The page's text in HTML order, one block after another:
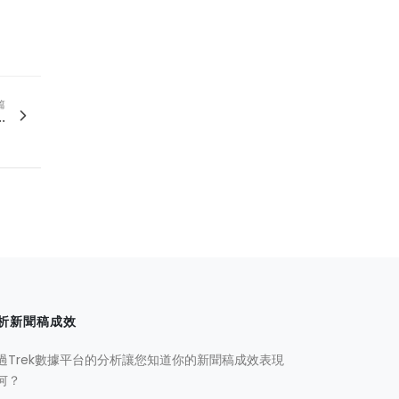
新聞稿成效
Trek數據平台的分析讓您知道你的新聞稿成效表現
？